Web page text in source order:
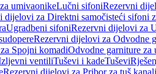
umivaonikeLučni sifoniRezervni
dijelovi za Direktni samočisteći sifoni
Ugradbeni sifoniRezervni dijelovi za
Rezervni dijelovi za Odvodne
Spojni komadiOdvodne garniture za
ventiliTuševi i kadeTuševi
Rezervni dijelovi za Pribor za tuš